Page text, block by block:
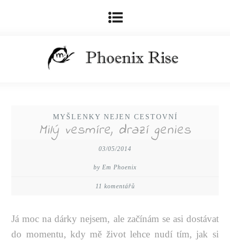
MYŠLENKY NEJEN CESTOVNÍ
Milý vesmíre, drazí genies
03/05/2014
by Em Phoenix
11 komentářů
Já moc na dárky nejsem, ale začínám se asi dostávat
do momentu, kdy mě život lehce nudí tím, jak si